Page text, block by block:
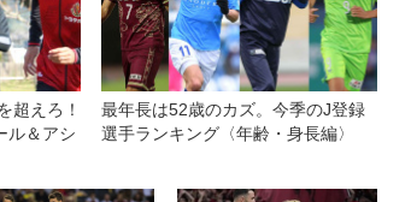
超えろ！
ル＆アシ
最年長は52歳のカズ。今季のJ登録
選手ランキング〈年齢・身長編〉